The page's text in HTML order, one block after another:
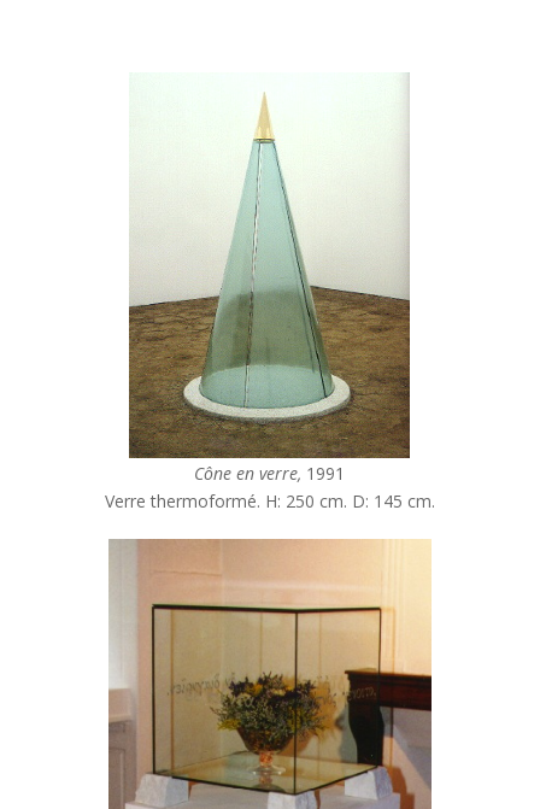
Cône en verre, 1991
Verre thermoformé. H: 250 cm. D: 145 cm.